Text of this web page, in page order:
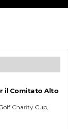
il Comitato Alto
Charity Cup,